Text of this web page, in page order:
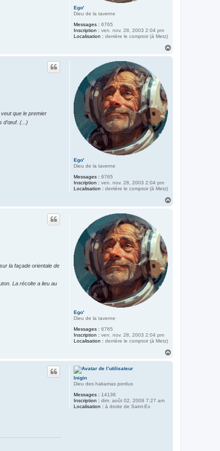
Ego'
Dieu de la taverne
Messages : 6765
Inscription : ven. nov. 28, 2003 2:04 pm
Localisation : derrière le comptoir (à Metz)
Ego'
Dieu de la taverne
Messages : 6765
Inscription : ven. nov. 28, 2003 2:04 pm
Localisation : derrière le comptoir (à Metz)
que le premier
d’œuf. (...)
Ego'
Dieu de la taverne
Messages : 6765
Inscription : ven. nov. 28, 2003 2:04 pm
Localisation : derrière le comptoir (à Metz)
la façade orientale de
La récolte a lieu au
Inigin
Dieu des hakamas perdus
Messages : 14136
Inscription : dim. août 02, 2009 7:27 am
Localisation : à droite de Saint-Ex